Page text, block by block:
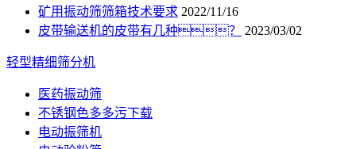
矿用振动筛筛箱技术要求 2022/11/16
皮带输送机的皮带有几种？
2023/03/02
轻型精细筛分机
医药振动筛
不锈钢色多多污下载
电动振筛机